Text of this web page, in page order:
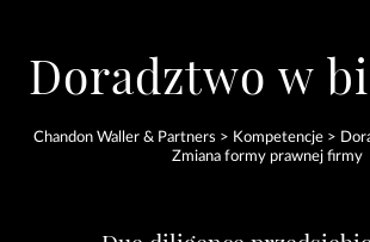
Doradztwo w
Chandon Waller & Partners > Kompetencje>
Zmiana formy prawnej firmy